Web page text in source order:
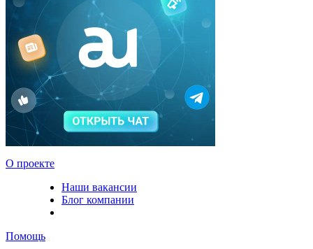
О проекте
Наши вакансии
Блог компании
Помощь